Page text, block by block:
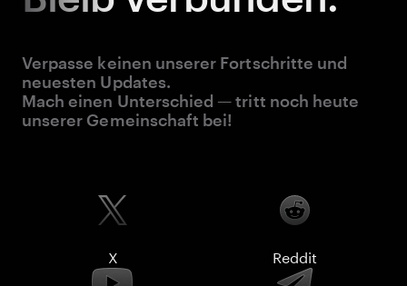
Verpasse keinen unserer Fortschritte und
neuesten Updates.
Mach einen Unterschied — tritt noch heute
unserer Gemeinschaft bei!
X Reddit